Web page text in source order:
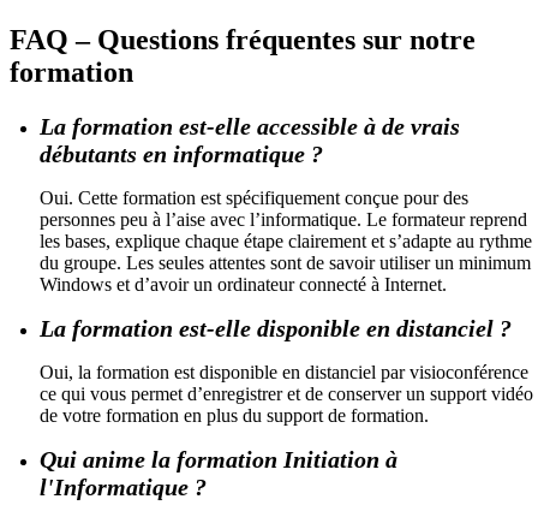
FAQ – Questions fréquentes sur notre
formation
La formation est-elle accessible à de vrais
débutants en informatique ?
Oui. Cette formation est spécifiquement conçue pour des
personnes peu à l’aise avec l’informatique. Le formateur reprend
les bases, explique chaque étape clairement et s’adapte au rythme
du groupe. Les seules attentes sont de savoir utiliser un minimum
Windows et d’avoir un ordinateur connecté à Internet.
La formation est-elle disponible en distanciel ?
Oui, la formation est disponible en distanciel par visioconférence
ce qui vous permet d’enregistrer et de conserver un support vidéo
de votre formation en plus du support de formation.
Qui anime la formation Initiation à
l'Informatique ?